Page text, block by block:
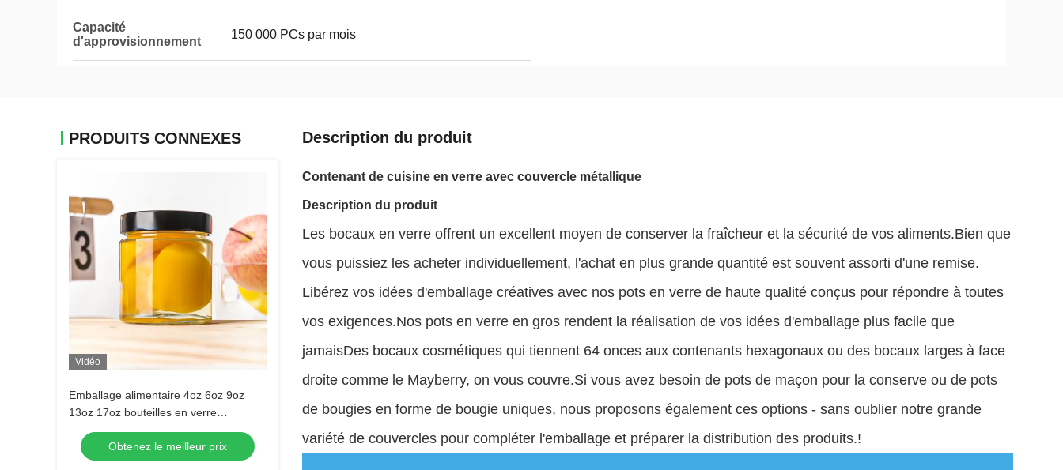
Capacité
d'approvisionnement
150 000 PCs par mois
PRODUITS CONNEXES
Vidéo
Emballage alimentaire 4oz 6oz 9oz
13oz 17oz bouteilles en verre
transparent avec bouchon en métal
Obtenez le meilleur prix
Description du produit
Contenant de cuisine en verre avec couvercle métallique
Description du produit
Les bocaux en verre offrent un excellent moyen de conserver la fraîcheur et la sécurité de vos aliments.Bien que
vous puissiez les acheter individuellement, l'achat en plus grande quantité est souvent assorti d'une remise.
Libérez vos idées d'emballage créatives avec nos pots en verre de haute qualité conçus pour répondre à toutes
vos exigences.Nos pots en verre en gros rendent la réalisation de vos idées d'emballage plus facile que
jamaisDes bocaux cosmétiques qui tiennent 64 onces aux contenants hexagonaux ou des bocaux larges à face
droite comme le Mayberry, on vous couvre.Si vous avez besoin de pots de maçon pour la conserve ou de pots
de bougies en forme de bougie uniques, nous proposons également ces options - sans oublier notre grande
variété de couvercles pour compléter l'emballage et préparer la distribution des produits.!